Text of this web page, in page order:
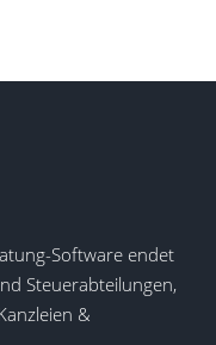
Software endet
Steuerabteilungen,
&